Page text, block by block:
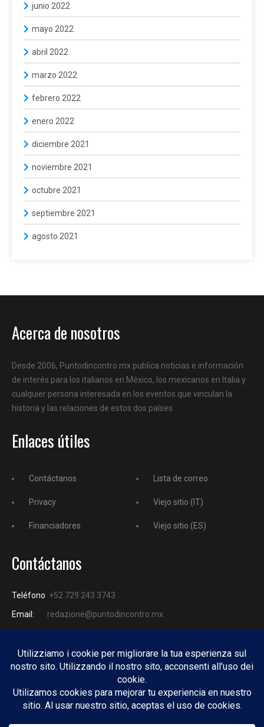
junio 2022
mayo 2022
abril 2022
marzo 2022
febrero 2022
enero 2022
diciembre 2021
noviembre 2021
octubre 2021
septiembre 2021
agosto 2021
Acerca de nosotros
Desde 2006, Puntodincontro.mx publica noticias e información
de interés para los italianos en México, los mexicanos en Italia y
cualquier persona interesada en los eventos que vinculan la
historia y las relaciones de estos dos países.
Enlaces útiles
Contáctanos
Privacy
Financiadores
Lista de correo
Viejo sitio (IT)
Viejo sitio (ES)
Contáctanos
Teléfono +52 729 243 3743
Email:
redazione@puntodincontro.mx
PUNTODINCONTRO